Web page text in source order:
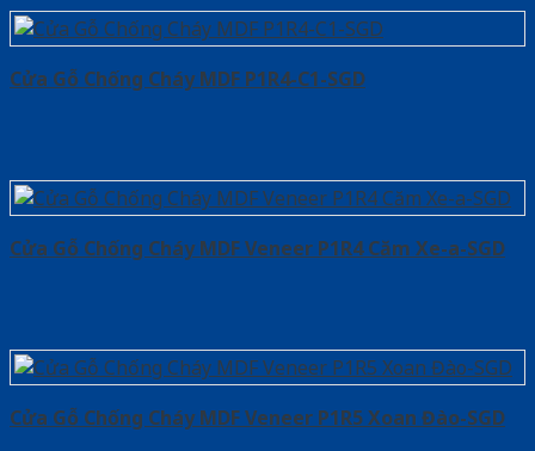
Cửa Gỗ Chống Cháy MDF P1R4-C1-SGD
Cửa Gỗ Chống Cháy MDF Veneer P1R4 Căm Xe-a-SGD
Cửa Gỗ Chống Cháy MDF Veneer P1R5 Xoan Đào-SGD